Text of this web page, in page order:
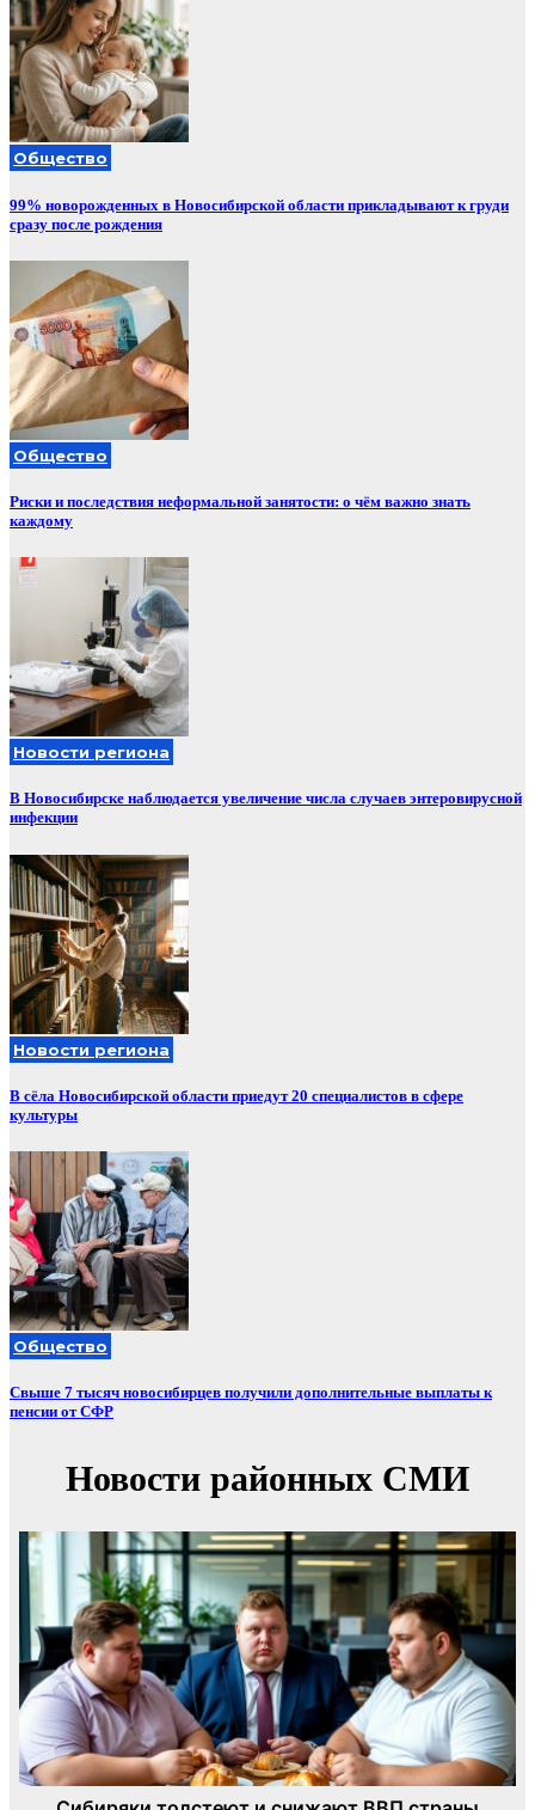
Общество
99% новорожденных в Новосибирской области прикладывают к груди
сразу после рождения
Общество
Риски и последствия неформальной занятости: о чём важно знать
каждому
Новости региона
В Новосибирске наблюдается увеличение числа случаев энтеровирусной
инфекции
Новости региона
В сёла Новосибирской области приедут 20 специалистов в сфере
культуры
Общество
Свыше 7 тысяч новосибирцев получили дополнительные выплаты к
пенсии от СФР